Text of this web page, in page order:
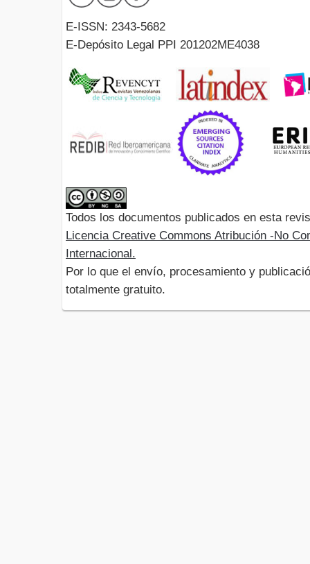
E-ISSN: 2343-5682
E-Depósito Legal PPI 201202ME4038
Todos los documentos publicados en esta
Licencia Creative Commons Atribución -No
Internacional.
Por lo que el envío, procesamiento y
totalmente gratuito.